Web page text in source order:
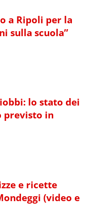
a Ripoli per la
sulla scuola”
lo stato dei
previsto in
e ricette
(video e